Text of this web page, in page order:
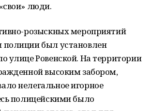
люди.
розыскных мероприятий
полиции был установлен
улице Ровенской. На территории
высоким забором,
нелегальное игорное
полицейскими было